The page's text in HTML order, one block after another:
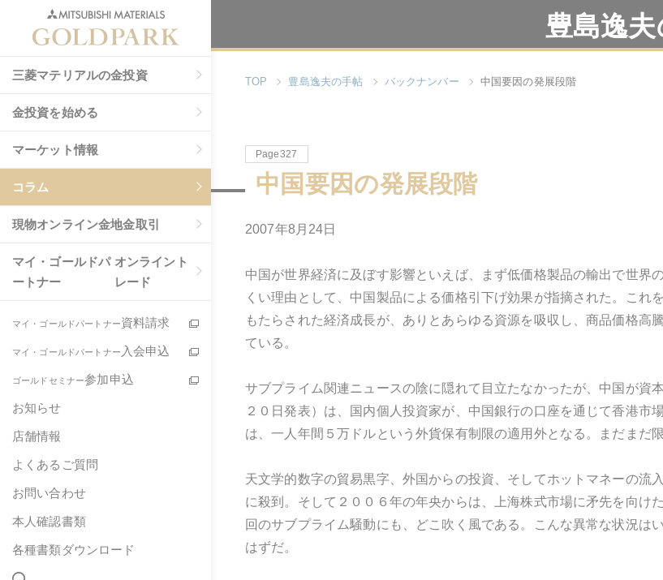
三菱マテリアルの金投資
金投資を始める
マーケット情報
コラム
現物オンライン金地金取引
マイ・ゴールドパ
ートナー
オンライント
レード
マイ・ゴールドパートナー資料請求
マイ・ゴールドパートナー 入会申込
ゴールドセミナー参加申込
お知らせ
店舗情報
よくあるご質問
お問い合わせ
本人確認書類
各種書類ダウンロード
豊島逸
TOP 豊島逸夫の手帖 バックナンバー 中国要因の発展段階
Page327
中国要因の発展段階
2007年8月24日
中国が世界経済に及ぼす影響といえば、まず低価格製品の輸出で世界
くい理由として、中国製品による価格引下げ効果が指摘された。こ
もたらされた経済成長が、ありとあらゆる資源を吸収し、商品価格
ている。
サブプライム関連ニュースの陰に隠れて目立たなかったが、中国が資
２０日発表）は、国内個人投資家が、中国銀行の口座を通じて香港
は、一人年間５万ドルという外貨保有制限の適用外となる。まだまだ
天文学的数字の貿易黒字、外国からの投資、そしてホットマネーの
に殺到。そして２００６年の年央からは、上海株式市場に矛先を向け
回のサブプライム騒動にも、どこ吹く風である。こんな異常な状況は
はずだ。